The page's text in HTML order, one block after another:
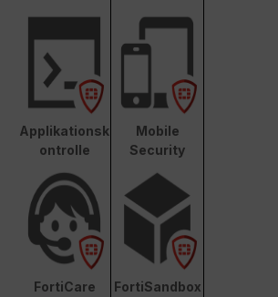
Applikationsk
ontrolle
Mobile
Security
FortiCare
FortiSandbox